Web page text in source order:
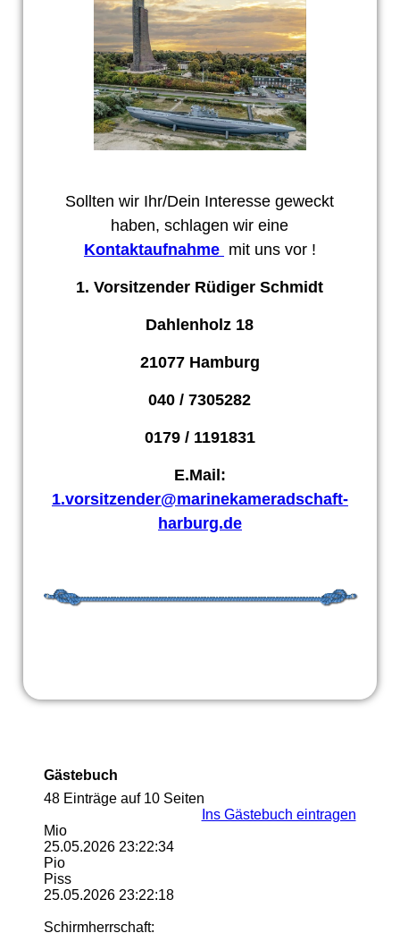
Sollten wir Ihr/Dein Interesse geweckt
haben, schlagen wir eine
Kontaktaufnahme mit unsvor !
1. Vorsitzender Rüdiger Schmidt
Dahlenholz 18
21077 Hamburg
040 / 7305282
0179 / 1191831
E.Mail:
1.vorsitzender@marinekameradschaft-
harburg.de
Gästebuch
48 Einträge auf 10 Seiten
Ins Gästebuch eintragen
Mio
25.05.2026 23:22:34
Pio
Piss
25.05.2026 23:22:18
Schirmherrschaft: